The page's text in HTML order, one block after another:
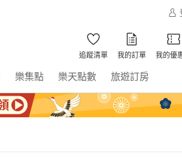
追蹤清單 我的訂單 我的優
樂集點 樂天點數 旅遊訂房